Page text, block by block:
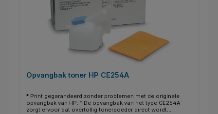
Opvangbak toner HP CE254A
* Print gegarandeerd zonder problemen met de originele
opvangbak van HP. * De opvangbak van het type CE254A
zorgt ervoor dat overtollig tonerpoeder direct wordt